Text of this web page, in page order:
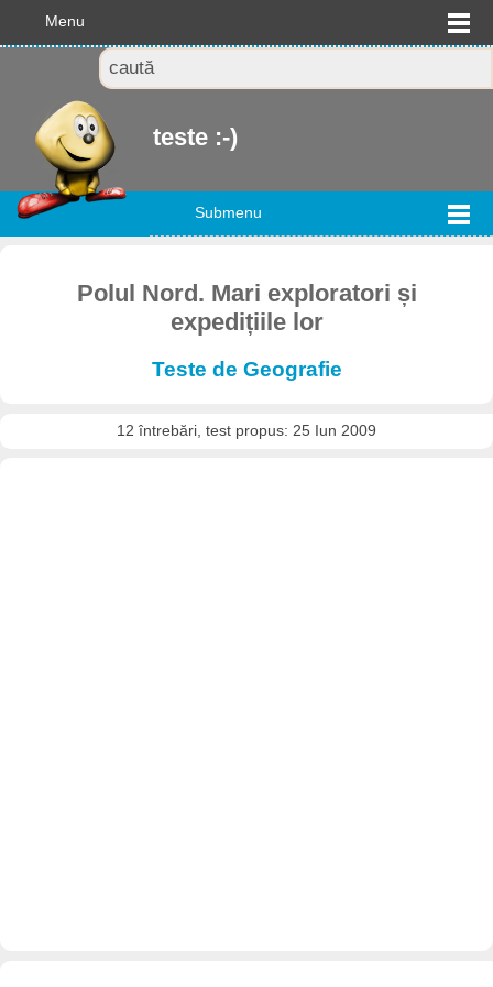
Menu
teste :-)
Submenu
Polul Nord. Mari exploratori și
expedițiile lor
Teste de Geografie
12 întrebări, test propus: 25 Iun 2009